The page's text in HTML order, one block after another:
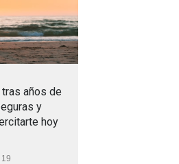
años de
y
hoy
19